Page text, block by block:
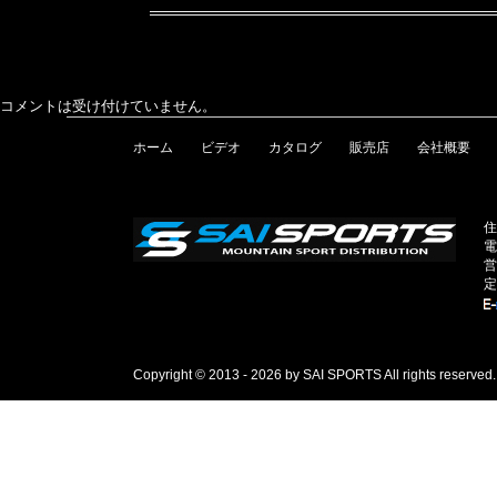
コメントは受け付けていません。
ホーム ビデオ カタログ 販売店 会社概要
Copyright © 2013 - 2026 by SAI SPORTS All rights reserved.